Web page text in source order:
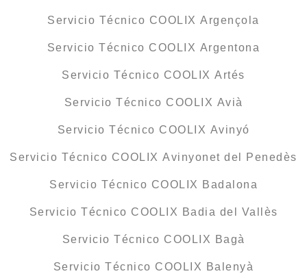
Servicio Técnico COOLIX Argençola
Servicio Técnico COOLIX Argentona
Servicio Técnico COOLIX Artés
Servicio Técnico COOLIX Avià
Servicio Técnico COOLIX Avinyó
Servicio Técnico COOLIX Avinyonet del Penedès
Servicio Técnico COOLIX Badalona
Servicio Técnico COOLIX Badia del Vallès
Servicio Técnico COOLIX Bagà
Servicio Técnico COOLIX Balenyà